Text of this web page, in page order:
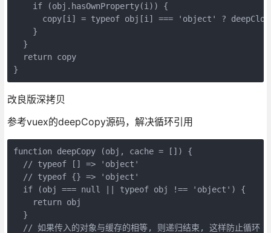
    if (obj.hasOwnProperty(i)) {
copy[i] = typeof obj[i] === 'object' ?
    }
  }
  return copy
改良版深拷贝
参考vuex的deepCopy源码，解决循环引用
function deepCopy (obj, cache = []) {
  // typeof [] => 'object'
  // typeof {} => 'object'
  if (obj === null || typeof obj !== 'object') {
    return obj
  }
  // 如果传入的对象与缓存的相等, 则递归结束, 这样防止循环